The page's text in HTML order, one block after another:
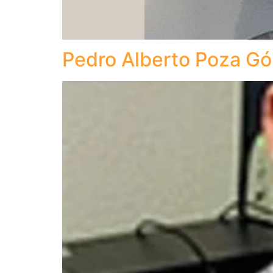
Pedro Alberto Poza